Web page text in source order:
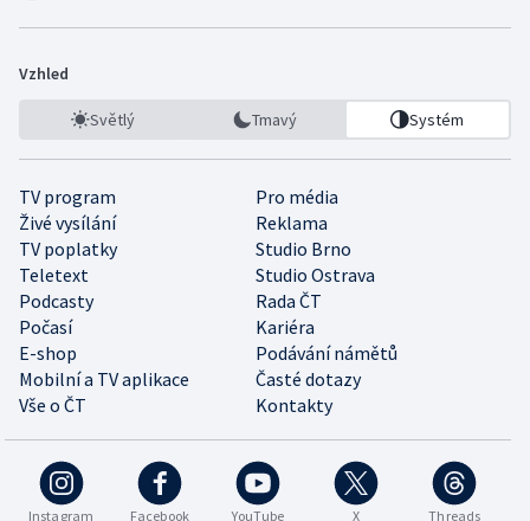
Vzhled
Světlý Tmavý Systém
TV program
Pro média
Živé vysílání
Reklama
TV poplatky
Studio Brno
Teletext
Studio Ostrava
Podcasty
Rada ČT
Počasí
Kariéra
E-shop
Podávání námětů
Mobilní a TV aplikace
Časté dotazy
Vše o ČT
Kontakty
Instagram Facebook YouTube X Threads